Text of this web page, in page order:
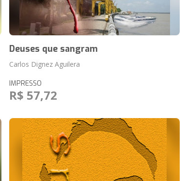
Deuses que sangram
Carlos Dignez Aguilera
IMPRESSO
R$ 57,72